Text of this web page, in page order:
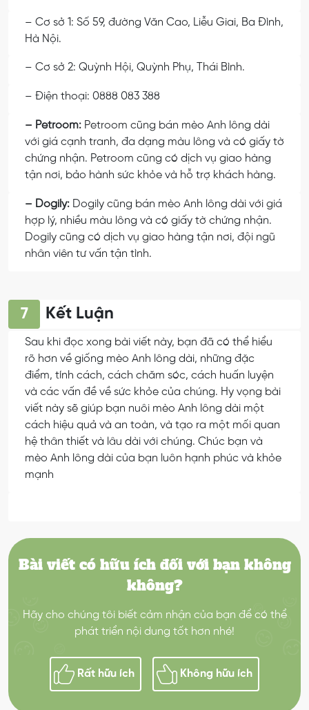
– Cơ sở 1: Số 59, đường Văn Cao, Liễu Giai, Ba Đình,
Hà Nội.
– Cơ sở 2: Quỳnh Hội, Quỳnh Phụ, Thái Bình.
– Điện thoại: 0888 083 388
– Petroom: Petroom cũng bán mèo Anh lông dài
với giá cạnh tranh, đa dạng màu lông và có giấy tờ
chứng nhận. Petroom cũng có dịch vụ giao hàng
tận nơi, bảo hành sức khỏe và hỗ trợ khách hàng.
– Dogily: Dogily cũng bán mèo Anh lông dài với giá
hợp lý, nhiều màu lông và có giấy tờ chứng nhận.
Dogily cũng có dịch vụ giao hàng tận nơi, đội ngũ
nhân viên tư vấn tận tình.
7 Kết Luận
Sau khi đọc xong bài viết này, bạn đã có thể hiểu
rõ hơn về giống mèo Anh lông dài, những đặc
điểm, tính cách, cách chăm sóc, cách huấn luyện
và các vấn đề về sức khỏe của chúng. Hy vọng bài
viết này sẽ giúp bạn nuôi mèo Anh lông dài một
cách hiệu quả và an toàn, và tạo ra một mối quan
hệ thân thiết và lâu dài với chúng. Chúc bạn và
mèo Anh lông dài của bạn luôn hạnh phúc và khỏe
mạnh
Bài viết có hữu ích đối với bạn không
không?
Hãy cho chúng tôi biết cảm nhận của bạn để có thể
phát triển nội dung tốt hơn nhé!
Rất hữu ích Không hữu ích